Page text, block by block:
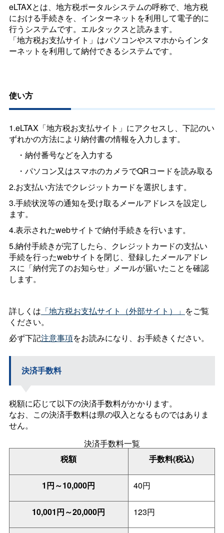
eLTAXとは、地方税ポータルシステムの呼称で、地方税
における手続きを、インターネットを利用して電子的に
行うシステムです。エルタックスと読みます。
「地方税お支払サイト」はパソコンやスマホからインタ
ーネットを利用して納付できるシステムです。
使い方
1.eLTAX「地方税お支払サイト」にアクセスし、下記のい
ずれかの方法により納付書の情報を入力します。
・納付番号などを入力する
・パソコン又はスマホのカメラでQRコードを読み取る
2.お支払い方法でクレジットカードを選択します。
3.手続状況等の通知を受け取るメールアドレスを設定し
ます。
4.表示されたwebサイトで納付手続きを行います。
5.納付手続きが完了したら、クレジットカードの支払い
手続を行ったwebサイトを閉じ、登録したメールアドレ
スに「納付完了のお知らせ」メールが届いたことを確認
します。
詳しくは 「地方税お支払サイト（外部サイト）」 をご覧
ください。
必ず下記注意事項をお読みになり、お手続きください。
決済手数料
税額に応じて以下の決済手数料がかかります。
なお、この決済手数料は県の収入となるものではありま
せん。
決済手数料一覧
税額
手数料(税込)
1円～10,000円 40円
10,001円～20,000円 123円